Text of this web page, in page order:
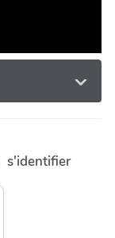
s'identifier